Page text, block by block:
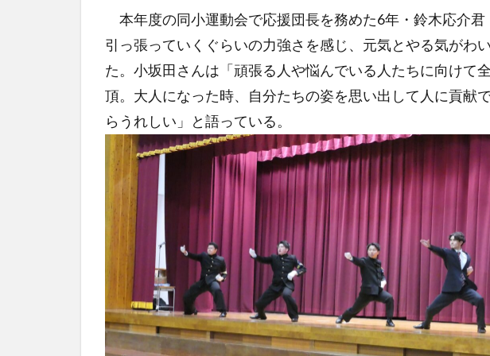
本年度の同小運動会で応援団長を務めた6年・鈴木応介君
引っ張っていくぐらいの力強さを感じ、元気とやる気がわ
た。小坂田さんは「頑張る人や悩んでいる人たちに向けて
頂。大人になった時、自分たちの姿を思い出して人に貢献
らうれしい」と語っている。